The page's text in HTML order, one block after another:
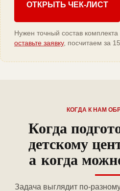
ОТКРЫТЬ ЧЕК-ЛИСТ
Нужен точный состав
оставьте заявку, посчитаем за
КОГДА К НАМ
Когда
детскому
а когда
Задача выглядит по-